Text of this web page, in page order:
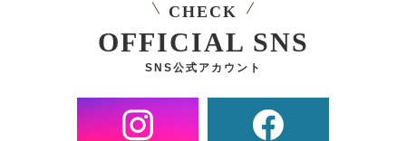
CHECK
OFFICIAL SNS
SNS公式アカウント